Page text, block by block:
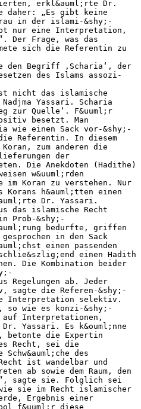
erkl&auml;rte Dr.
„Es gibt keine
in der islami-&shy;‐
nur eine Interpretation,
Der Frage, was das
sich die Referentin zu
den Begriff ‚Scharia‘, der
des Islams assozi-
nicht das islamische
Yassari. Scharia
zur Quelle‘. F&uuml;r
besetzt. Man
wie einen Sack vor-&shy;‐
Referentin. In diesem
zum anderen die
der
Die Anekdoten (Hadithe)
w&uuml;rden
im Koran zu verstehen. Nur
Korans h&auml;tten einen
Dr. Yassari.
das islamische Recht
Prob-&shy;‐
bedurfte, griffen
in den Sack
einen passenden
einen Hadith
Die Kombination beider
Regelungen ab. Jeder
die Referen-&shy;‐
Interpretation selektiv.
so wie es konzi-&shy;‐
Interpretationen,
Yassari. Es k&ouml;nne
die Expertin
Recht, sei die
des
ist wandelbar und
ab sowie dem Raum, den
sagte sie. Folglich sei
sie im Recht islamischer
Ergebnis einer
f&uuml;r diese